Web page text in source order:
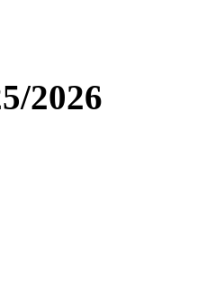
2026